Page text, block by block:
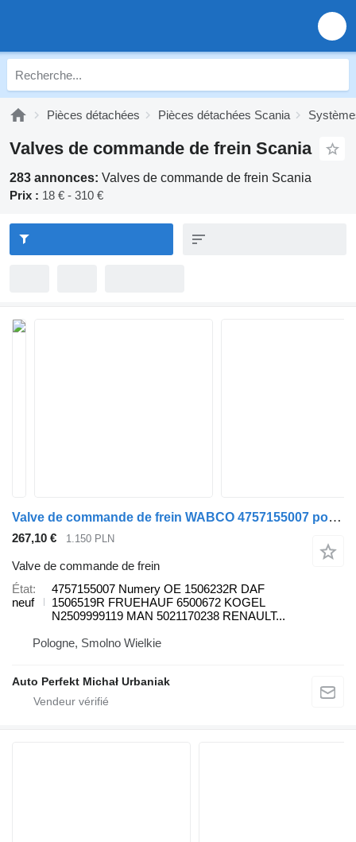
Pièces détachées Pièces détachées Scania
Valves de commande de frein Scania
283 annonces: Valves de commande de frein Scania
Prix : 18 € - 310 €
Valve de commande de frein WABCO 4757155007 pour tracteur routier Scania MAN Volvo Renault DAF
267,10 € 1.150 PLN
Valve de commande de frein
État
neuf
4757155007 Numery OE 1506232R DAF
1506519R FRUEHAUF 6500672 KOGEL
N2509999119 MAN 5021170238 RENAULT...
Pologne, Smolno Wielkie
Auto Perfekt Michał Urbaniak